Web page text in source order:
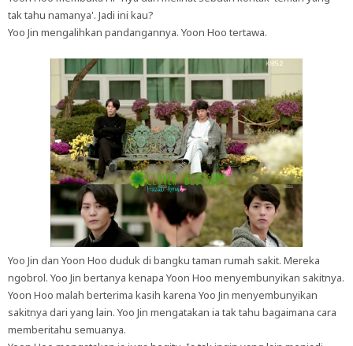
tak tahu namanya'. Jadi ini kau?
Yoo Jin mengalihkan pandangannya. Yoon Hoo tertawa.
Yoo Jin dan Yoon Hoo duduk di bangku taman rumah sakit. Mereka
ngobrol. Yoo Jin bertanya kenapa Yoon Hoo menyembunyikan sakitnya.
Yoon Hoo malah berterima kasih karena Yoo Jin menyembunyikan
sakitnya dari yang lain. Yoo Jin mengatakan ia tak tahu bagaimana cara
memberitahu semuanya.